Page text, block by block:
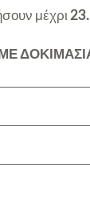
μέχρι